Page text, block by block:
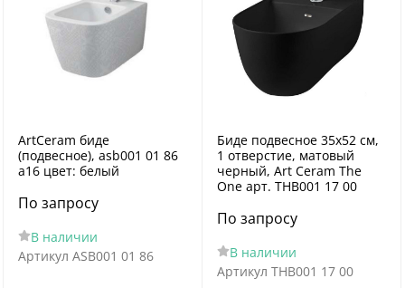
ArtCeram биде
(подвесное), asb001 01 86
a16 цвет: белый
По запросу
В наличии
Артикул ASB001 01 86
Биде подвесное 35x52 см,
1 отверстие, матовый
черный, Art Ceram The
One арт. THB001 17 00
По запросу
В наличии
Артикул THB001 17 00